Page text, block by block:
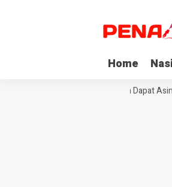
Home
Tiga Napi Korupsi di Sultra Dapat